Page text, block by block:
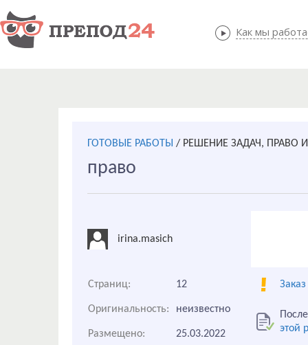
Как мы
Как мы
ГОТОВЫЕ РАБОТЫ / РЕШЕНИЕ ЗАДАЧ, ПРАВО
право
irina.masich
Страниц: 12
Оригинальность: неизвестно
этой
Размещено: 25.03.2022